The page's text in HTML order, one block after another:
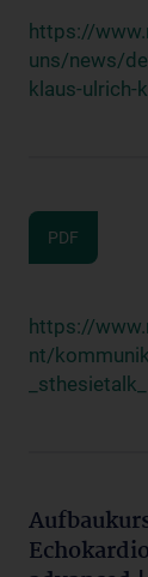
https://
uns/news/
klaus-ulrich-
PDF
https://
nt/